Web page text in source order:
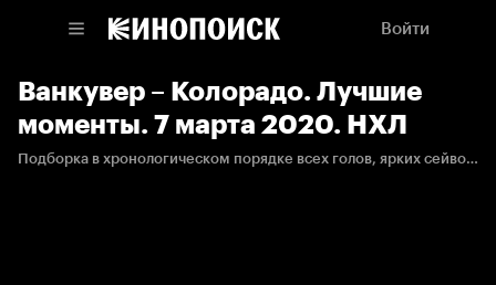
Войти
Ванкувер – Колорадо. Лучшие
моменты. 7 марта 2020. НХЛ
Подборка в хронологическом порядке всех голов, ярких сейвов и других интересных эпизодов матча.